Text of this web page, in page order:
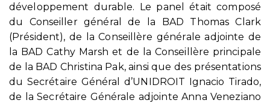
développement durable. Le panel était composé
du Conseiller général de la BAD Thomas Clark
(Président), de la Conseillère générale adjointe de
la BAD Cathy Marsh et de la Conseillère principale
de la BAD Christina Pak, ainsi que des présentations
du Secrétaire Général d’UNIDROIT Ignacio Tirado,
de la Secrétaire Générale adjointe Anna Veneziano